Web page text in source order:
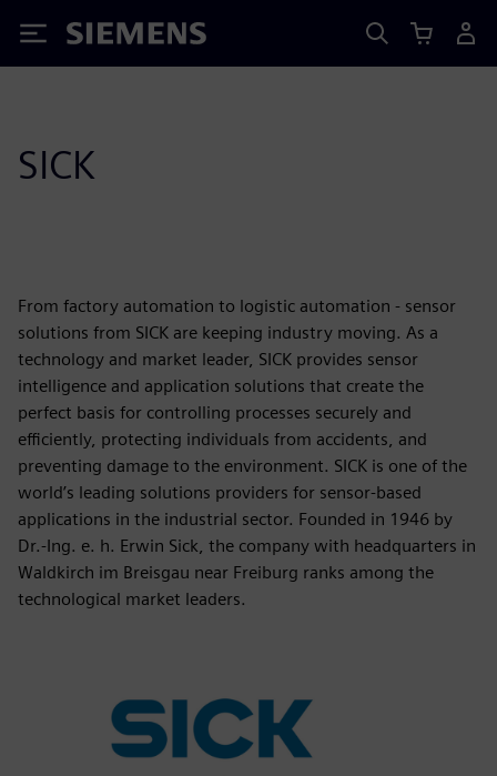
Siemens
SICK
From factory automation to logistic automation - sensor
solutions from SICK are keeping industry moving. As a
technology and market leader, SICK provides sensor
intelligence and application solutions that create the
perfect basis for controlling processes securely and
efficiently, protecting individuals from accidents, and
preventing damage to the environment. SICK is one of the
world’s leading solutions providers for sensor-based
applications in the industrial sector. Founded in 1946 by
Dr.-Ing. e. h. Erwin Sick, the company with headquarters in
Waldkirch im Breisgau near Freiburg ranks among the
technological market leaders.